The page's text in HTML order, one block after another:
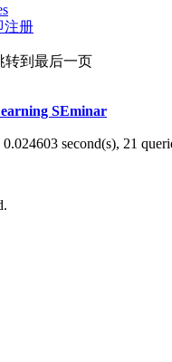
注册
转到最后一页
SEminar
0.024603 second(s), 21